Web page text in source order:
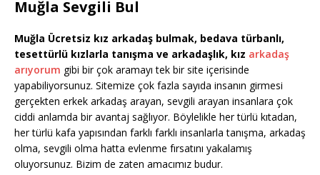
Muğla Sevgili Bul
Muğla Ücretsiz kız arkadaş bulmak, bedava türbanlı,
tesettürlü kızlarla tanışma ve arkadaşlık, kız arkadaş
arıyorum gibi bir çok aramayı tek bir site içerisinde
yapabiliyorsunuz. Sitemize çok fazla sayıda insanın girmesi
gerçekten erkek arkadaş arayan, sevgili arayan insanlara çok
ciddi anlamda bir avantaj sağlıyor. Böylelikle her türlü kıtadan,
her türlü kafa yapısından farklı farklı insanlarla tanışma, arkadaş
olma, sevgili olma hatta evlenme fırsatını yakalamış
oluyorsunuz. Bizim de zaten amacımız budur.